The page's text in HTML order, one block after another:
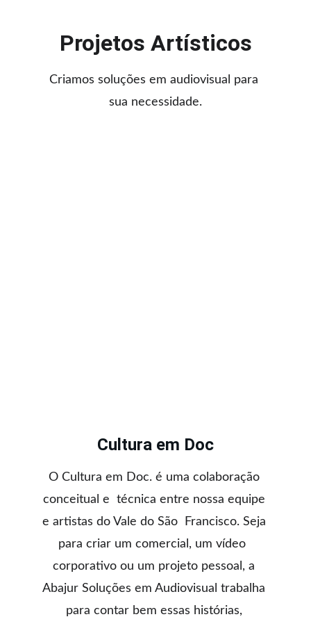
Projetos Artísticos
Criamos soluções em audiovisual para
sua necessidade.
O Cultura em Doc. é uma colaboração
conceitual e  técnica entre nossa equipe
e artistas do Vale do São  Francisco. Seja
para criar um comercial, um vídeo
corporativo ou um projeto pessoal, a
Abajur Soluções em Audiovisual trabalha
para contar bem essas histórias,
Cultura em Doc